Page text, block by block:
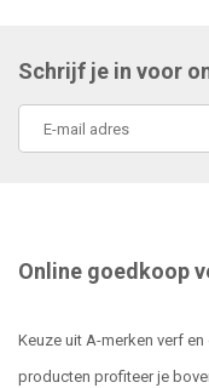
Schrijf je in voor
Online goedkoop
Keuze uit A-merken verf
producten profiteer je